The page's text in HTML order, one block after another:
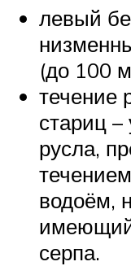
левый
(до 100
течение
стариц –
русла,
водоём,
серпа.